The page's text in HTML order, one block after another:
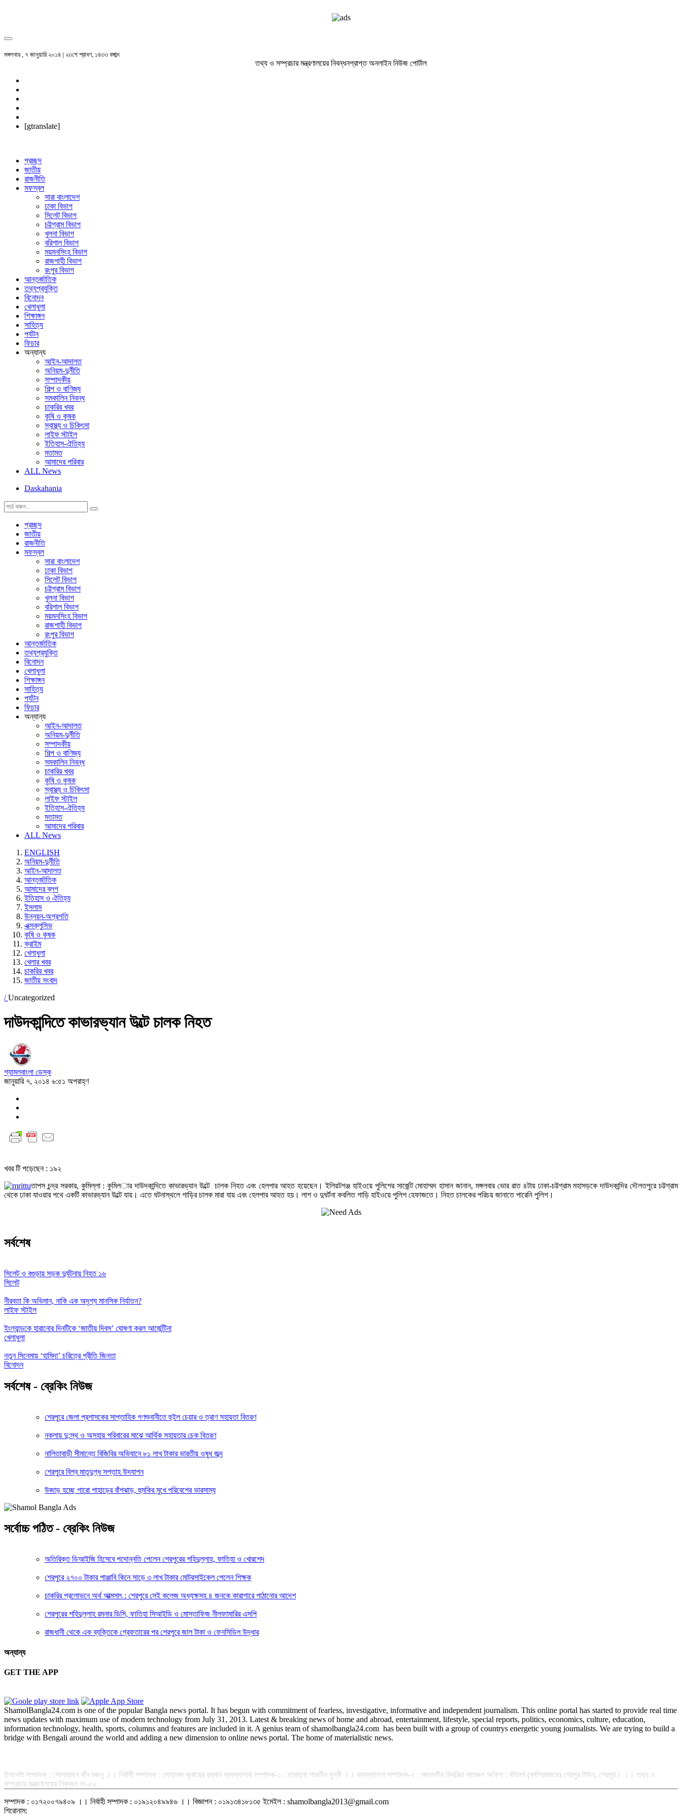
মঙ্গলবার , ৭ জানুয়ারি ২০১৪ | ২৩শে শ্রাবণ, ১৪৩৩ বঙ্গাব্দ
তথ্য ও সম্প্রচার মন্ত্রণালয়ের নিবন্ধনপ্রাপ্ত অনলাইন নিউজ পোর্টাল
[gtranslate]
প্রচ্ছদ
জাতীয়
রাজনীতি
মফস্বল
সারা বাংলাদেশ
ঢাকা বিভাগ
সিলেট বিভাগ
চট্টগ্রাম বিভাগ
খুলনা বিভাগ
বরিশাল বিভাগ
ময়মনসিংহ বিভাগ
রাজশাহী বিভাগ
রংপুর বিভাগ
আন্তর্জাতিক
তথ্যপ্রযুক্তি
বিনোদন
খেলাধুলা
শিক্ষাঙ্গন
সাহিত্য
পর্যটন
ফিচার
অন্যান্য
আইন-আদালত
অনিয়ম-দুর্নীতি
সম্পাদকীয়
শিল্প ও বাণিজ্য
সমকালিন নিবন্ধ
চাকরির খবর
কৃষি ও কৃষক
স্বাস্থ্য ও চিকিৎসা
লাইফ স্টাইল
ইতিহাস-ঐতিহ্য
মতামত
আমাদের পরিবার
ALL News
Daskahania
প্রচ্ছদ
জাতীয়
রাজনীতি
মফস্বল
সারা বাংলাদেশ
ঢাকা বিভাগ
সিলেট বিভাগ
চট্টগ্রাম বিভাগ
খুলনা বিভাগ
বরিশাল বিভাগ
ময়মনসিংহ বিভাগ
রাজশাহী বিভাগ
রংপুর বিভাগ
আন্তর্জাতিক
তথ্যপ্রযুক্তি
বিনোদন
খেলাধুলা
শিক্ষাঙ্গন
সাহিত্য
পর্যটন
ফিচার
অন্যান্য
আইন-আদালত
অনিয়ম-দুর্নীতি
সম্পাদকীয়
শিল্প ও বাণিজ্য
সমকালিন নিবন্ধ
চাকরির খবর
কৃষি ও কৃষক
স্বাস্থ্য ও চিকিৎসা
লাইফ স্টাইল
ইতিহাস-ঐতিহ্য
মতামত
আমাদের পরিবার
ALL News
ENGLISH
অনিয়ম-দুর্নীতি
আইন-আদালত
আন্তর্জাতিক
আমাদের ব্লগ
ইতিহাস ও ঐতিহ্য
ইসলাম
উন্নয়ন-অগ্রগতি
এক্সক্লুসিভ
কৃষি ও কৃষক
ক্রাইম
খেলাধুলা
খেলার খবর
চাকরির খবর
জাতীয় সংবাদ
/Uncategorized
দাউদকান্দিতে কাভারভ্যান উল্টে চালক নিহত
শ্যামলবাংলা ডেস্ক
জানুয়ারি ৭, ২০১৪ ৬:৫১ অপরাহ্ণ
খবর টি পড়েছেন : ১৯২
তাপস চন্দ্র সরকার, কুমিল্লা : কুমিল­ার দাউদকান্দিতে কাভারভ্যান উল্টে চালক নিহত এবং হেলপার আহত হয়েছেন। ইলিয়টগঞ্জ হাইওয়ে পুলিশের সার্জেন্ট মোহাম্মদ হাসান জানান, মঙ্গলবার ভোর রাত ৪টায় ঢাকা-চট্টগ্রাম মহাসড়কে দাউদকান্দির দৌলতপুরে চট্টগ্রাম
থেকে ঢাকা যাওয়ার পথে একটি কাভারভ্যান উল্টে যায়। এতে ঘটনাস্থলে গাড়ির চালক মারা যায় এবং হেলপার আহত হয়। লাশ ও দুঘর্টনা কবলিত গাড়ি হাইওয়ে পুলিশ হেফাজতে। নিহত চালকের পরিচয় জানাতে পারেনি পুলিশ।
সর্বশেষ
সিলেট ও বগুড়ায় সড়ক দুর্ঘটনায় নিহত ১৬
সিলেট
নীরবতা কি অভিমান, নাকি এক অদৃশ্য মানসিক নির্যাতন?
লাইফ স্টাইল
ইংল্যান্ডকে হারানোর দিনটিকে ‘জাতীয় দিবস’ ঘোষণা করল আর্জেন্টিনা
খেলাধুলা
নতুন সিনেমায় ‘হামিদা’ চরিত্রে প্রীতি জিনতা
বিনোদন
সর্বশেষ - ব্রেকিং নিউজ
শেরপুরে জেলা প্রশাসকের সাপ্তাহিক গণশুনানীতে হুইল চেয়ার ও ত্রাণ সহায়তা বিতরণ
নকলায় দু:স্থ ও অসহায় পরিবারের মাঝে আর্থিক সহায়তার চেক বিতরণ
নালিতাবাড়ী সীমান্তে বিজিবির অভিযানে ৮১ লাখ টাকার ভারতীয় ওষুধ জব্দ
শেরপুরে বিশ্ব মাতৃদুগ্ধ সপ্তাহ উদযাপন
উজাড় হচ্ছে গারো পাহাড়ের বাঁশঝাড়, হুমকির মুখে পরিবেশের ভারসাম্য
সর্বোচ্চ পঠিত - ব্রেকিং নিউজ
অতিরিক্ত ডিআইজি হিসেবে পদোন্নতি পেলেন শেরপুরের শহিদুল্লাহ, ফাতিহা ও খোরশেদ
শেরপুরে ২৭০০ টাকার পাঞ্জাবি কিনে সাড়ে ৩ লাখ টাকার মোটরসাইকেল পেলেন শিক্ষক
চাকরির প্রলোভনে অর্থ আত্মসাৎ : শেরপুরে সেই কলেজ অধ্যক্ষসহ ৪ জনকে কারাগারে পাঠানোর আদেশ
শেরপুরের শহিদুল্লাহ রমনার ডিসি, ফাতিহা সিআইডি ও মোস্তাফিজ নীলফামারির এসপি
রাজধানী থেকে এক ব্যক্তিকে গ্রেফতারের পর শেরপুরে জাল টাকা ও ফেনসিডিল উদ্ধার
অন্যান্য
GET THE APP
ShamolBangla24.com is one of the popular Bangla news portal. It has begun with commitment of fearless, investigative, informative and independent journalism. This online portal has started to provide real time
news updates with maximum use of modern technology from July 31, 2013. Latest & breaking news of home and abroad, entertainment, lifestyle, special reports, politics, economics, culture, education,
information technology, health, sports, columns and features are included in it. A genius team of shamolbangla24.com has been built with a group of countrys energetic young journalists. We are trying to build a
bridge with Bengali around the world and adding a new dimension to online news portal. The home of materialistic news.
উপদেষ্টা সম্পাদক : সোলায়মান খাঁন মজনু ।। নির্বাহী সম্পাদক : মোহাম্মদ জুবায়ের রহমান ব্যবস্থাপনা সম্পাদক-১ : ফারহানা পারভীন মুন্নী ।। ব্যবস্থাপনা সম্পাদক-২ : আলমগীর কিবরিয়া কামরুল অফিস : বটতলা (কালিরবাজার) শেরপুর টাউন, শেরপুর। ।। তথ্য ও
সম্প্রচার মন্ত্রণালয়ের নিবন্ধন নং-৮২
সম্পাদক : ০১৭২০০৭৯৪০৯ ।। নির্বাহী সম্পাদক : ০১৯১২০৪৯৯৪৬ ।। বিজ্ঞাপন : ০১৯১৩৪১৮১৩৫ ইমেইল : shamolbangla2013@gmail.com
শিরোনাম: